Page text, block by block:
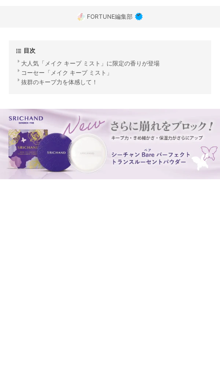
FORTUNE編集部
目次
大人気「メイク キープ ミスト」に限定の香りが登場
コーセー「メイク キープ ミスト」
抜群のキープ力を体感して！